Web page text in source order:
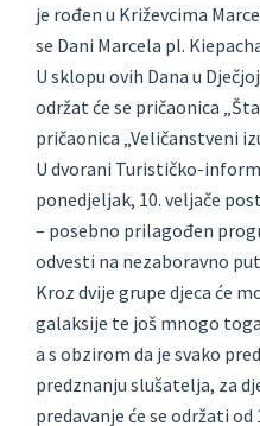
je rođen u Križevcima
se Dani Marcela pl.
U sklopu ovih Dana u
održat će se pričaonica
pričaonica „Veličanstveni
U dvorani Turističko-
ponedjeljak, 10. veljače
– posebno prilagođen
odvesti na nezaboravno
Kroz dvije grupe djeca će
galaksije te još mnogo
a s obzirom da je svako
predznanju slušatelja, za
predavanje će se održati od